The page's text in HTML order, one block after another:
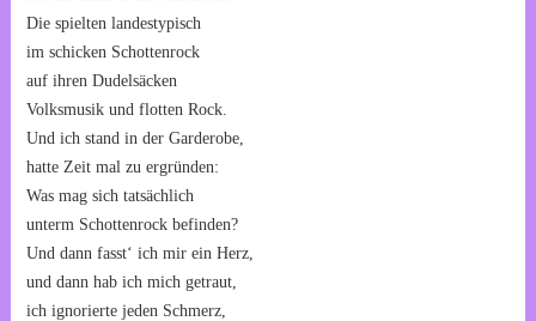
Die spielten landestypisch
im schicken Schottenrock
auf ihren Dudelsäcken
Volksmusik und flotten Rock.
Und ich stand in der Garderobe,
hatte Zeit mal zu ergründen:
Was mag sich tatsächlich
unterm Schottenrock befinden?
Und dann fasst‘ ich mir ein Herz,
und dann hab ich mich getraut,
ich ignorierte jeden Schmerz,